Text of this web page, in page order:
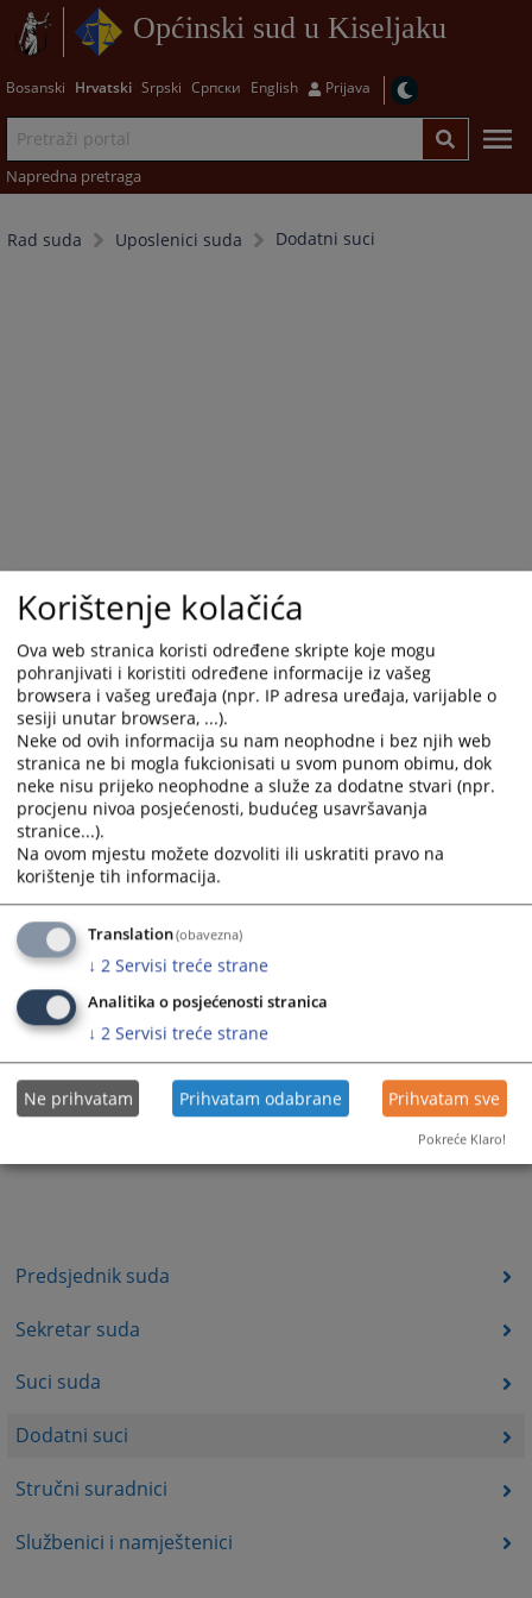
Općinski sud u Kiseljaku
Bosanski Hrvatski Srpski Српски English Prijava
Napredna pretraga
Rad suda Uposlenici suda Dodatni suci
Predsjednik suda
Sekretar suda
Suci suda
Dodatni suci
Stručni suradnici
Službenici i namještenici
Trenutno nema vijesti
Korištenje kolačića
Ova web stranica koristi određene skripte koje mogu
pohranjivati i koristiti određene informacije iz vašeg
browsera i vašeg uređaja (npr. IP adresa uređaja, varijable o
sesiji unutar browsera, ...).
Neke od ovih informacija su nam neophodne i bez njih web
stranica ne bi mogla fukcionisati u svom punom obimu, dok
neke nisu prijeko neophodne a služe za dodatne stvari (npr.
procjenu nivoa posjećenosti, budućeg usavršavanja
stranice...).
Na ovom mjestu možete dozvoliti ili uskratiti pravo na
korištenje tih informacija.
Translation(obavezna)
↓ 2 Servisi treće strane
Analitika o posjećenosti stranica
↓ 2 Servisi treće strane
Ne prihvatam Prihvatam odabrane Prihvatam sve
Pokreće Klaro!